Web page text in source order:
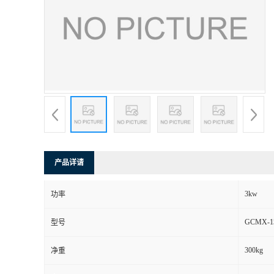
产品详请
功率 3kw
型号 GCMX-
净重 300kg